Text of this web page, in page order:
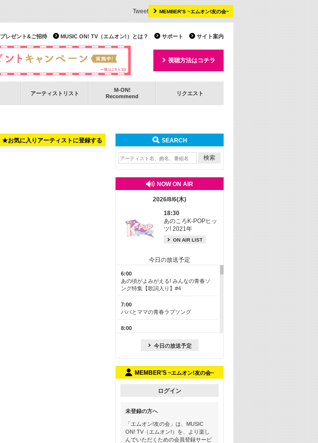
MEMBER’S ~エムオン!友の会~
Tweet
サイト案内
サポート
MUSIC ON! TV（エムオン!）とは？
プレゼント&ご招待
視聴方法はコチラ
アーティストリスト
M-ON!
Recommend
リクエスト
★お気に入りアーティストに登録する SEARCH
NOW ON AIR
2026/8/6(木)
18:30
あのころK-POPヒッ
ツ! 2021年
ON AIR LIST
今日の放送予定
6:00
あの頃がよみがえる! みんなの青春ソ
ング特集【歌詞入り】#4
7:00
パパとママの青春ラブソング
8:00
13:00
15:30
この夏聴きたい! サマーソングメドレ
ー【歌詞入り】 #4
今日の放送予定
MEMBER’S ~エムオン!友の会~
ログイン
未登録の方へ
「エムオン!友の会」は、MUSIC
ON! TV（エムオン!）を、より楽し
んでいただくための会員登録サービ